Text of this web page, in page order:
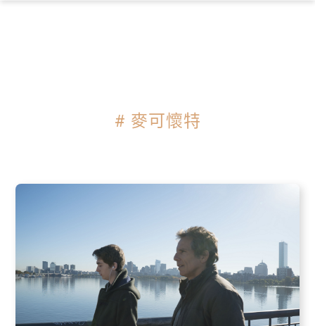
# 麥可懷特